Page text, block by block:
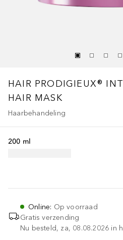
HAIR PRODIGIEUX®
HAIR MASK
Haarbehandeling
200 ml
Online: Op voorraad
Gratis verzending
Nu besteld, za, 08.08.2026 in